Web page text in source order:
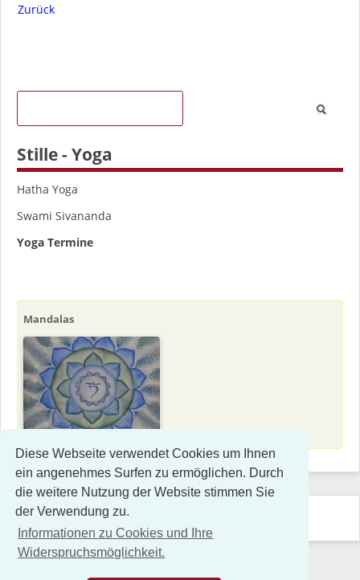
Diese Webseite verwendet Cookies um Ihnen
ein angenehmes Surfen zu ermöglichen. Durch
die weitere Nutzung der Website stimmen Sie
der Verwendung zu.
Informationen zu Cookies und Ihre
Widerspruchsmöglichkeit.
Zurück
Stille - Yoga
Navigation
Hatha Yoga
Swami Sivananda
Yoga Termine
Mandalas
Navigation
überspringen
Links Kontakt Impressum